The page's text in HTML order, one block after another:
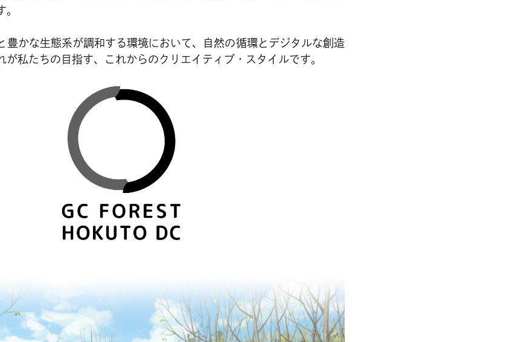
豊かな生態系が調和する環境において、自然の循環とデジタルな創造
が私たちの目指す、これからのクリエイティブ・スタイルです。